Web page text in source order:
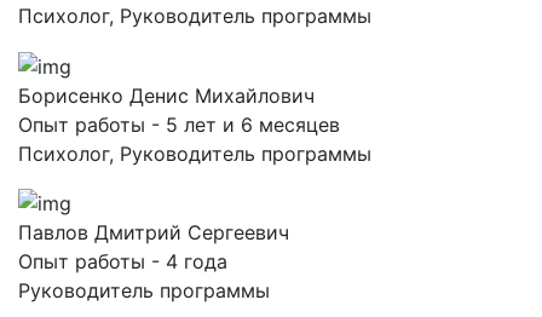
Психолог, Руководитель программы
Борисенко Денис Михайлович
Опыт работы - 5 лет и 6 месяцев
Психолог, Руководитель программы
Павлов Дмитрий Сергеевич
Опыт работы - 4 года
Руководитель программы